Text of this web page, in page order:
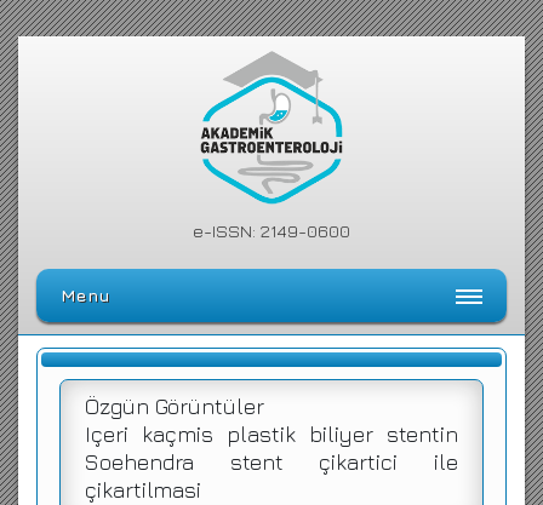
e-ISSN: 2149-0600
Menu
Ana Sayfa
Dergi Kılavuzu
Arşiv
Özgün Görüntüler
Içeri kaçmis plastik biliyer stentin
Soehendra stent çikartici ile
çikartilmasi